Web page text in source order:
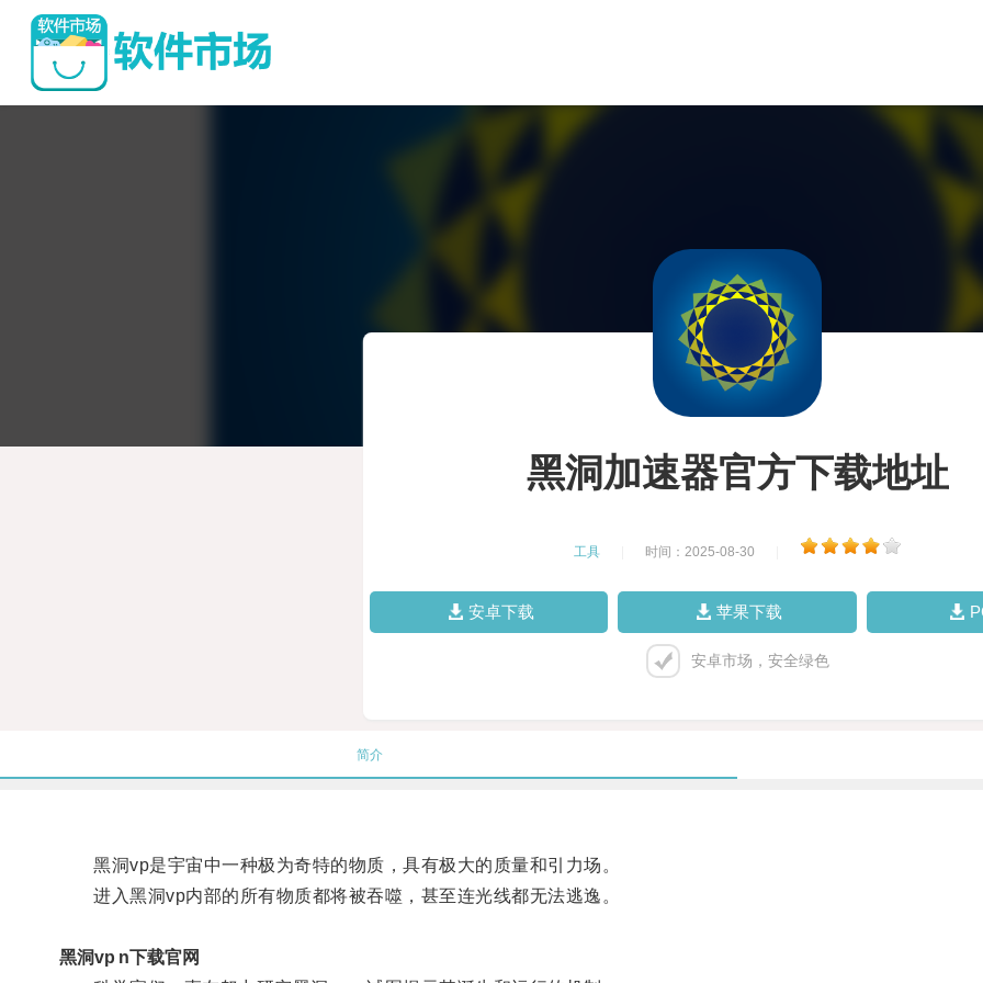
黑洞加速器官方下载地址
工具 时间：2025-08-30
安卓下载 苹果下载
安卓市场，安全绿色
简介
黑洞vp是宇宙中一种极为奇特的物质，具有极大的质量和引力场。
进入黑洞vp内部的所有物质都将被吞噬，甚至连光线都无法逃逸。
黑洞vp n下载官网